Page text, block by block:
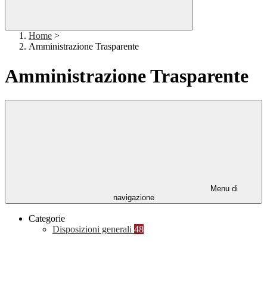
Home >
Amministrazione Trasparente
Amministrazione Trasparente
Menu di
navigazione
Categorie
Disposizioni generali 48